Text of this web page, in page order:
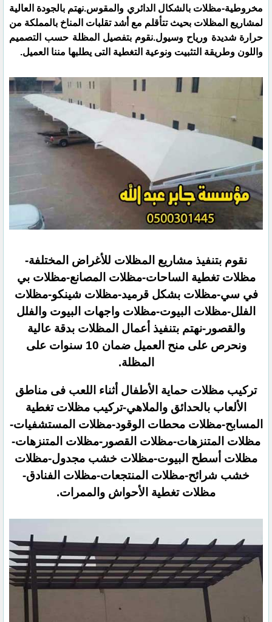
مخروطية-مظلات بالشكال الدائري والمقوس.نهتم بالجودة العالية
لمشاريع المظلات بحيث تتأقلم مع أشد تقلبات المناخ بالمملكة من
حرارة شديدة ورياح وسيول.نقوم بتفصيل المظلة حسب التصميم
واللون وطريقة التثبيت ونوعية التغطية التى يطلبها مننا العميل.
نقوم بتنفيذ مشاريع المظلات للأغراض المختلفة-
مظلات تغطية الساحات-مظلات المصانع-مظلات بي
في سي-مظلات بشكل قرميد-مظلات شينكو-مظلات
الفلل-مظلات البيوت-مظلات واجهات البيوت والفلل
والقصور-نهتم بتنفيذ أعمال المظلات بدقة عالية
ونحرص على منح العميل ضمان 10 سنوات على
المظلة.
تركيب مظلات حماية الأطفال أثناء اللعب فى مناطق
الألعاب بالحدائق والملاهي-تركيب مظلات تغطية
المسابح-مظلات محطات الوقود-مظلات المستشفيات-
مظلات المتنزهات-مظلات القصور-مظلات المتنزهات-
مظلات أسطح البيوت-مظلات خشب مجدول-مظلات
خشب شرائح-مظلات المنتجعات-مظلات الفنادق-
مظلات تغطية الأحواش والممرات.